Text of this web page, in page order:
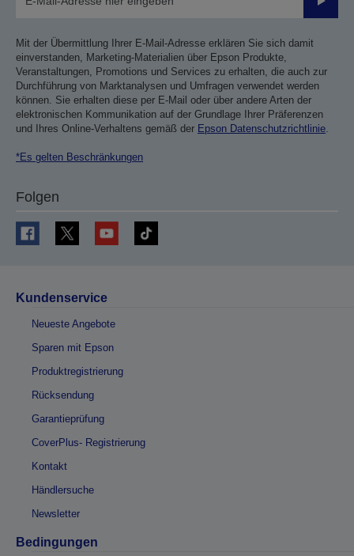
Mit der Übermittlung Ihrer E-Mail-Adresse erklären Sie sich damit
einverstanden, Marketing-Materialien über Epson Produkte,
Veranstaltungen, Promotions und Services zu erhalten, die auch zur
Durchführung von Marktanalysen und Umfragen verwendet werden
können. Sie erhalten diese per E-Mail oder über andere Arten der
elektronischen Kommunikation auf der Grundlage Ihrer Präferenzen
und Ihres Online-Verhaltens gemäß der Epson Datenschutzrichtlinie
*Es gelten Beschränkungen
Folgen
Kundenservice
Neueste Angebote
Sparen mit Epson
Produktregistrierung
Rücksendung
Garantieprüfung
CoverPlus- Registrierung
Kontakt
Händlersuche
Newsletter
Bedingungen